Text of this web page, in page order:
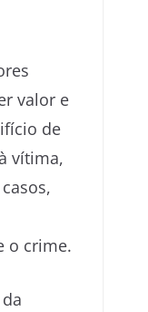
valor e
de
vítima,
o crime.